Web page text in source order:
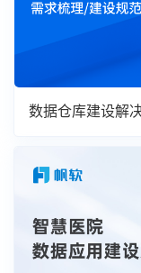
数据仓库建设解